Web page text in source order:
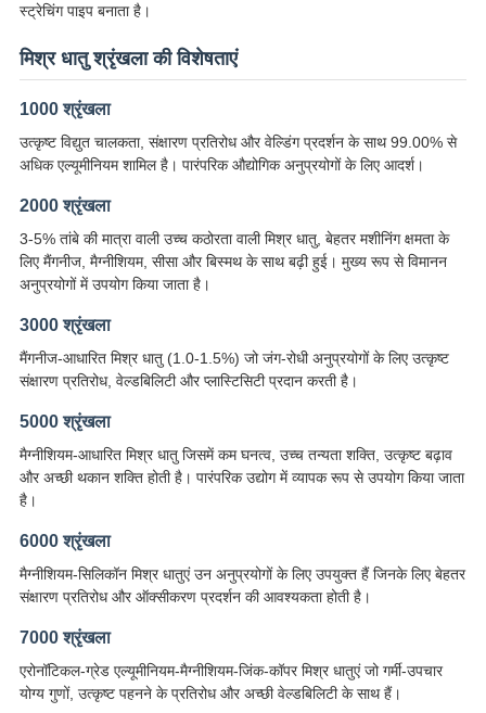
स्ट्रेचिंग पाइप बनाता है।
मिश्र धातु श्रृंखला की विशेषताएं
1000 श्रृंखला
उत्कृष्ट विद्युत चालकता, संक्षारण प्रतिरोध और वेल्डिंग प्रदर्शन के साथ 99.00% से
अधिक एल्यूमीनियम शामिल है। पारंपरिक औद्योगिक अनुप्रयोगों के लिए आदर्श।
2000 श्रृंखला
3-5% तांबे की मात्रा वाली उच्च कठोरता वाली मिश्र धातु, बेहतर मशीनिंग क्षमता के
लिए मैंगनीज, मैग्नीशियम, सीसा और बिस्मथ के साथ बढ़ी हुई। मुख्य रूप से विमानन
अनुप्रयोगों में उपयोग किया जाता है।
3000 श्रृंखला
मैंगनीज-आधारित मिश्र धातु (1.0-1.5%) जो जंग-रोधी अनुप्रयोगों के लिए उत्कृष्ट
संक्षारण प्रतिरोध, वेल्डबिलिटी और प्लास्टिसिटी प्रदान करती है।
5000 श्रृंखला
मैग्नीशियम-आधारित मिश्र धातु जिसमें कम घनत्व, उच्च तन्यता शक्ति, उत्कृष्ट बढ़ाव
और अच्छी थकान शक्ति होती है। पारंपरिक उद्योग में व्यापक रूप से उपयोग किया जाता
है।
6000 श्रृंखला
मैग्नीशियम-सिलिकॉन मिश्र धातुएं उन अनुप्रयोगों के लिए उपयुक्त हैं जिनके लिए बेहतर
संक्षारण प्रतिरोध और ऑक्सीकरण प्रदर्शन की आवश्यकता होती है।
7000 श्रृंखला
एरोनॉटिकल-ग्रेड एल्यूमीनियम-मैग्नीशियम-जिंक-कॉपर मिश्र धातुएं जो गर्मी-उपचार
योग्य गुणों, उत्कृष्ट पहनने के प्रतिरोध और अच्छी वेल्डबिलिटी के साथ हैं।